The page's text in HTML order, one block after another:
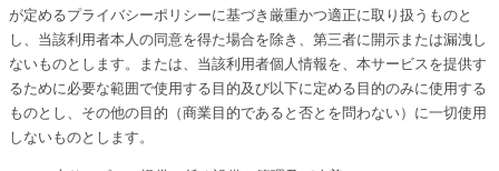
が定めるプライバシーポリシーに基づき厳重かつ適正に取り扱うものと
し、当該利用者本人の同意を得た場合を除き、第三者に開示または漏洩し
ないものとします。または、当該利用者個人情報を、本サービスを提供す
るために必要な範囲で使用する目的及び以下に定める目的のみに使用する
ものとし、その他の目的（商業目的であると否とを問わない）に一切使用
しないものとします。